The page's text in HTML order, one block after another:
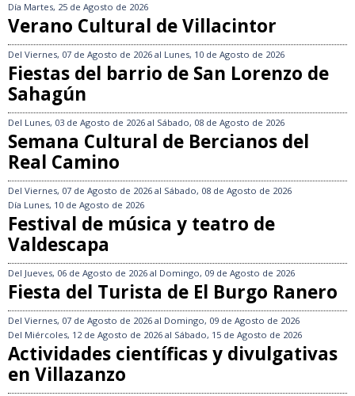
Día Martes, 25 de Agosto de 2026
Verano Cultural de Villacintor
Del Viernes, 07 de Agosto de 2026 al Lunes, 10 de Agosto de 2026
Fiestas del barrio de San Lorenzo de
Sahagún
Del Lunes, 03 de Agosto de 2026 al Sábado, 08 de Agosto de 2026
Semana Cultural de Bercianos del
Real Camino
Del Viernes, 07 de Agosto de 2026 al Sábado, 08 de Agosto de 2026
Día Lunes, 10 de Agosto de 2026
Festival de música y teatro de
Valdescapa
Del Jueves, 06 de Agosto de 2026 al Domingo, 09 de Agosto de 2026
Fiesta del Turista de El Burgo Ranero
Del Viernes, 07 de Agosto de 2026 al Domingo, 09 de Agosto de 2026
Del Miércoles, 12 de Agosto de 2026 al Sábado, 15 de Agosto de 2026
Actividades científicas y divulgativas
en Villazanzo